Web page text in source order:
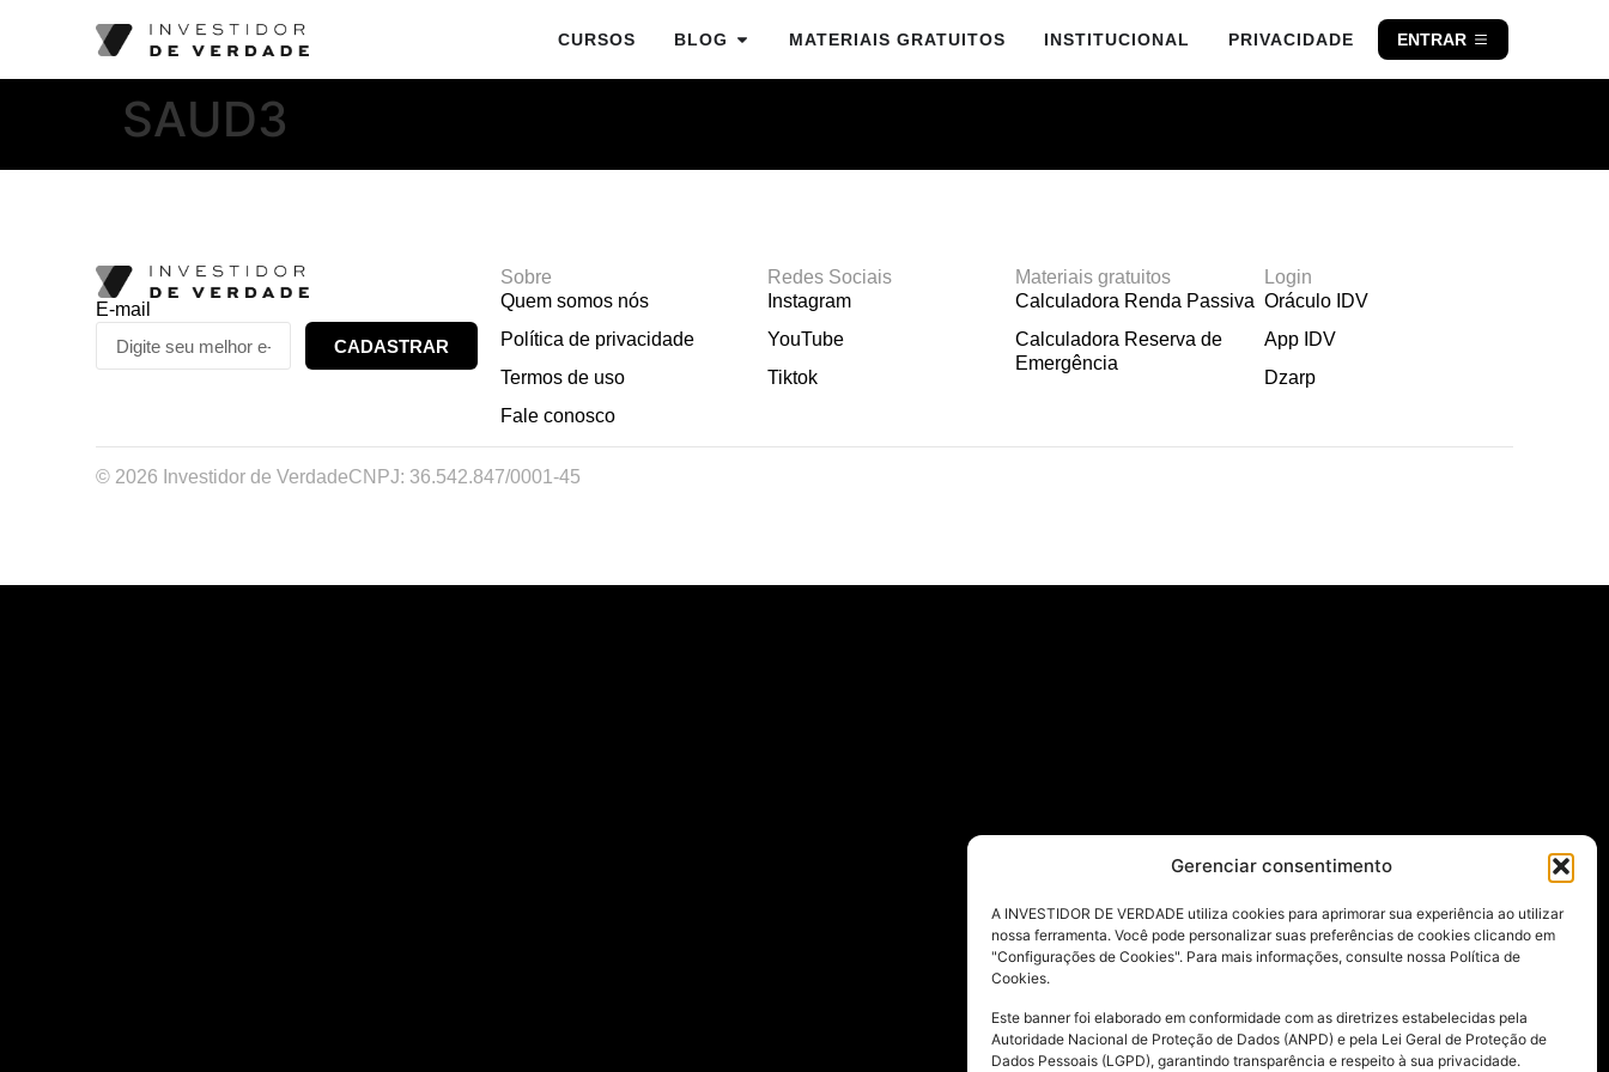
Gerenciar consentimento
A INVESTIDOR DE VERDADE utiliza cookies para aprimorar sua experiência ao utilizar
nossa ferramenta. Você pode personalizar suas preferências de cookies clicando em
"Configurações de Cookies". Para mais informações, consulte nossa Política de
Cookies.
Este banner foi elaborado em conformidade com as diretrizes estabelecidas pela
Autoridade Nacional de Proteção de Dados (ANPD) e pela Lei Geral de Proteção de
Dados Pessoais (LGPD), garantindo transparência e respeito à sua privacidade.
CURSOS BLOG MATERIAIS GRATUITOS INSTITUCIONAL PRIVACIDADE ENTRAR
SAUD3
E-mail
CADASTRAR
Sobre
Quem somos nós
Política de privacidade
Termos de uso
Fale conosco
Redes Sociais
Instagram
YouTube
Tiktok
Materiais gratuitos
Calculadora Renda Passiva
Calculadora Reserva de
Emergência
Login
Oráculo IDV
App IDV
Dzarp
© 2026 Investidor de VerdadeCNPJ: 36.542.847/0001-45